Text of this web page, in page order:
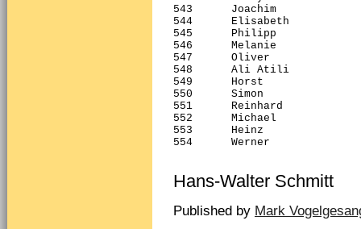
Hans-Walter Schmitt
Published by Mark